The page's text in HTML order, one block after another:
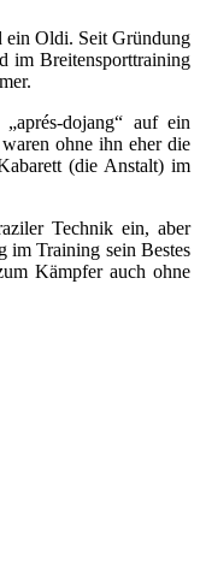
Oldi. Seit Gründung
im Breitensporttraining
dojang“ auf ein
ohne ihn eher die
(die Anstalt) im
Technik ein, aber
im Training sein Bestes
Kämpfer auch ohne